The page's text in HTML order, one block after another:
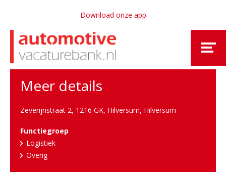
Download onze app
Meer details
Zeverijnstraat 2, 1216 GK, Hilversum, Hilversum
Functiegroep
Logistiek
Overig